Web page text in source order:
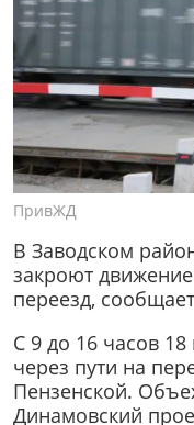
ПривЖД
В Заводском
закроют
переезд,
С 9 до 16 часов
через пути на
Пензенской.
Динамовский